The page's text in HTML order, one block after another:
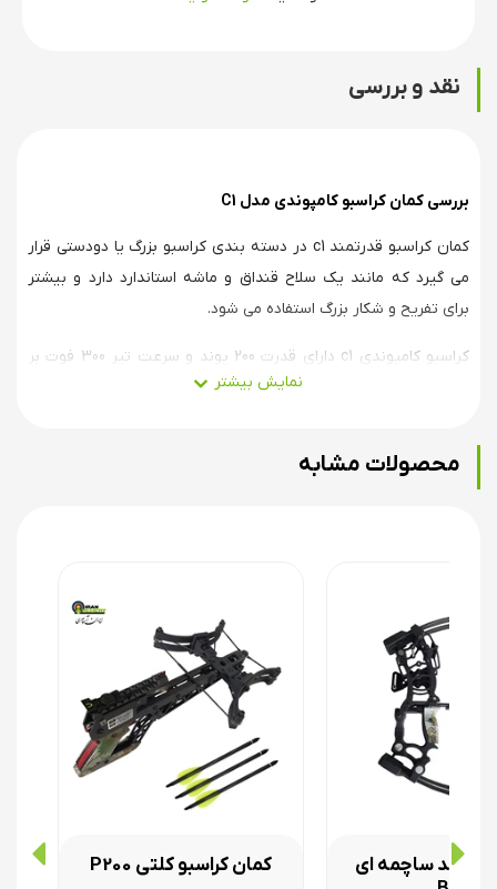
نقد و بررسی
بررسی کمان کراسبو کامپوندی مدل C1
کمان کراسبو قدرتمند c1 در دسته بندی کراسبو بزرگ یا دودستی قرار
می گیرد که مانند یک سلاح قنداق و ماشه استاندارد دارد و بیشتر
برای تفریح و شکار بزرگ استفاده می شود.
کراسبو کامپوندی c1 دارای قدرت 200 پوند و سرعت تیر 300 فوت بر
کراسبو c1 ساخت چین است که در ایران توسط تولید کننده های
متفرقه مونتاژ می شود و عملکرد نسبتا خوبی در پرتاب تیر دارد
با دسته های پلیمری آن را تا انتها به سمت عقب می کشید تا زه کاملا
در انتهای ریل قرار گیرد. بعد از مسلح کردن قلاب ها را آزاد می کنید
که خودشان به سمت قنداق جمع شوند.
محصولات مشابه
ساچمه ای
کمان کراسبو کلتی P200